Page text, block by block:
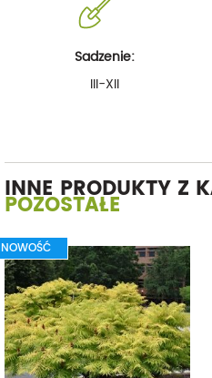
Sadzenie:
III-XII
INNE PRODUKTY Z
POZOSTAŁE
NOWOŚĆ